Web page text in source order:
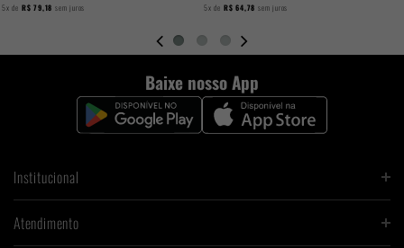
5x de R$ 79,18 sem juros 5x de R$ 64,78 sem juros
Baixe nosso App
Institucional
Atendimento